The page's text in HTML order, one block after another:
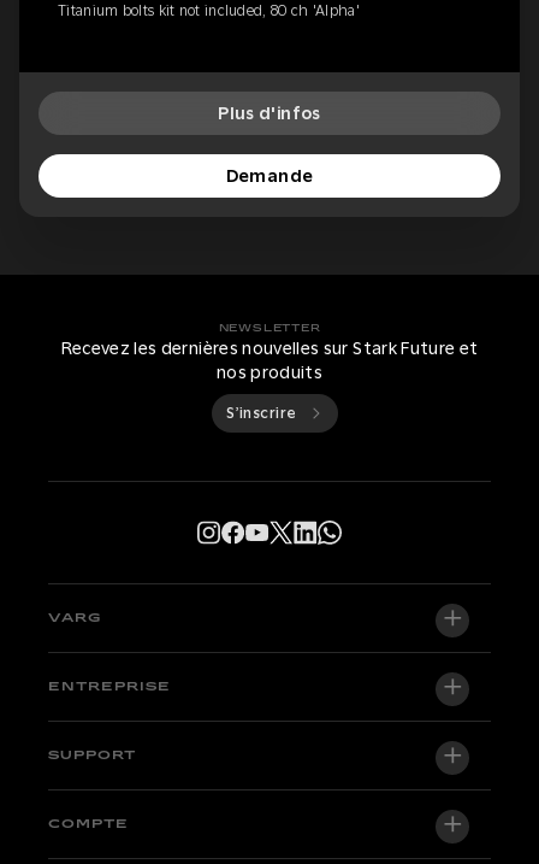
Titanium bolts kit not included, 80 ch 'Alpha'
Plus d'infos
Demande
NEWSLETTER
Recevez les dernières nouvelles sur Stark Future et
nos produits
S’inscrire
VARG
VARG EX
Factory Edition
ENTREPRISE
À propos de nous
SUPPORT
Centre d'assistance
COMPTE